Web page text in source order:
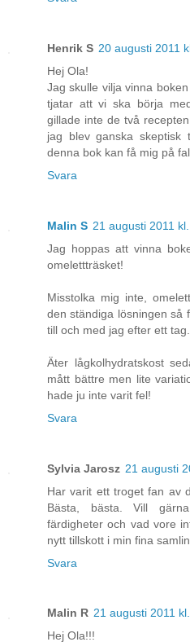
Henrik S 20 augusti 2011
Hej Ola!
Jag skulle vilja vinna
tjatar att vi ska börja
gillade inte de två
jag blev ganska skeptisk
denna bok kan få mig på
Svara
Malin S 21 augusti 2011
Jag hoppas att vinna
omelettträsket!
Misstolka mig inte,
den ständiga lösningen så
till och med jag efter ett
Äter lågkolhydratskost
mått bättre men lite
hade ju inte varit fel!
Svara
Sylvia Jarosz 21 augusti
Har varit ett troget fan av
Bästa, bästa. Vill
färdigheter och vad vore
nytt tillskott i min fina
Svara
Malin R 21 augusti 2011
Hej Ola!!!